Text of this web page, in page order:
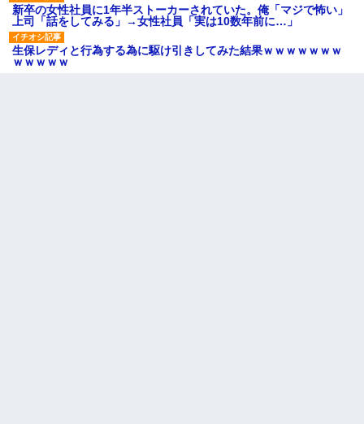
新卒の女性社員に1年半ストーカーされていた。俺「マジで怖い」
上司「話をしてみる」→女性社員「実は10数年前に…」
生保レディと行為する為に駆け引きしてみた結果ｗｗｗｗｗｗｗ
ｗｗｗｗｗ